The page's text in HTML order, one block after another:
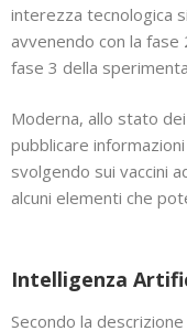
interezza tecnologica
avvenendo con la
fase 3 della
Moderna, allo stato
pubblicare
svolgendo sui vaccini
alcuni elementi che
Intelligenza
Secondo la